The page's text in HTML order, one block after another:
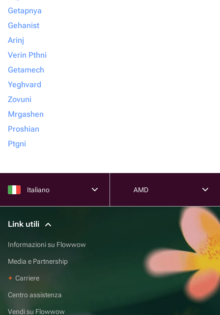
Getapnya
Gehanist
Arinj
Verin Pthni
Getamech
Yeghvard
Zovuni
Mrgashen
Proshian
Ptgni
Italiano AMD
Link utili
Informazioni su Flowwow
Media e Partnership
Carriere
Centro assistenza
Vendi su Flowwow